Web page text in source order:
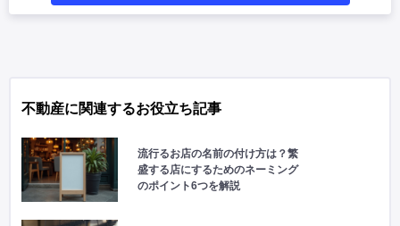
不動産に関連するお役立ち記事
流行るお店の名前の付け方は？繁
盛する店にするためのネーミング
のポイント6つを解説